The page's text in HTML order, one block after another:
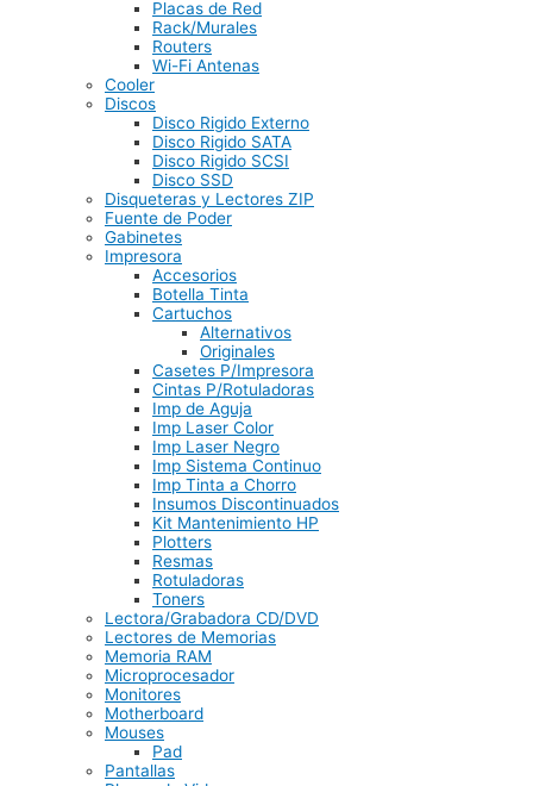
Placas de Red
Rack/Murales
Routers
Wi-Fi Antenas
Cooler
Discos
Disco Rigido Externo
Disco Rigido SATA
Disco Rigido SCSI
Disco SSD
Disqueteras y Lectores ZIP
Fuente de Poder
Gabinetes
Impresora
Accesorios
Botella Tinta
Cartuchos
Alternativos
Originales
Casetes P/Impresora
Cintas P/Rotuladoras
Imp de Aguja
Imp Laser Color
Imp Laser Negro
Imp Sistema Continuo
Imp Tinta a Chorro
Insumos Discontinuados
Kit Mantenimiento HP
Plotters
Resmas
Rotuladoras
Toners
Lectora/Grabadora CD/DVD
Lectores de Memorias
Memoria RAM
Microprocesador
Monitores
Motherboard
Mouses
Pad
Pantallas